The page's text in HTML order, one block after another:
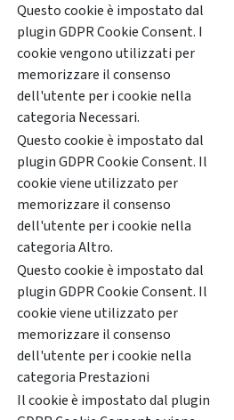
Questo cookie è impostato dal
plugin GDPR Cookie Consent. I
cookie vengono utilizzati per
memorizzare il consenso
dell'utente per i cookie nella
categoria Necessari.
Questo cookie è impostato dal
plugin GDPR Cookie Consent. Il
cookie viene utilizzato per
memorizzare il consenso
dell'utente per i cookie nella
categoria Altro.
Questo cookie è impostato dal
plugin GDPR Cookie Consent. Il
cookie viene utilizzato per
memorizzare il consenso
dell'utente per i cookie nella
categoria Prestazioni
Il cookie è impostato dal plugin